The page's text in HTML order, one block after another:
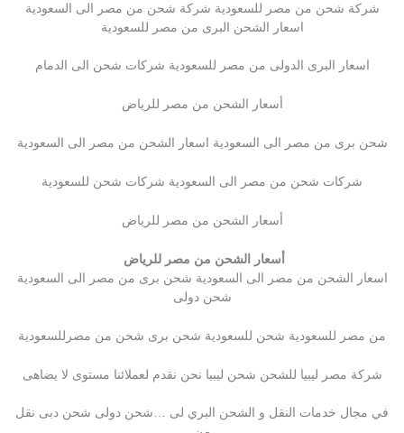
شركة شحن من مصر للسعودية شركة شحن من مصر الى السعودية
اسعار الشحن البرى من مصر للسعودية
اسعار البرى الدولى من مصر للسعودية شركات شحن الى الدمام
أسعار الشحن من مصر للرياض
شحن برى من مصر الى السعودية اسعار الشحن من مصر الى السعودية
شركات شحن من مصر الى السعودية شركات شحن للسعودية
أسعار الشحن من مصر للرياض
أسعار الشحن من مصر للرياض
اسعار الشحن من مصر الى السعودية شحن برى من مصر الى السعودية
شحن دولى
من مصر للسعودية شحن للسعودية شحن برى شحن من مصرللسعودية
شركة مصر ليبيا للشحن شحن ليبيا نحن نقدم لعملائنا مستوى لا يضاهى
في مجال خدمات النقل و الشحن البري لى …شحن دولى شحن دبى نقل